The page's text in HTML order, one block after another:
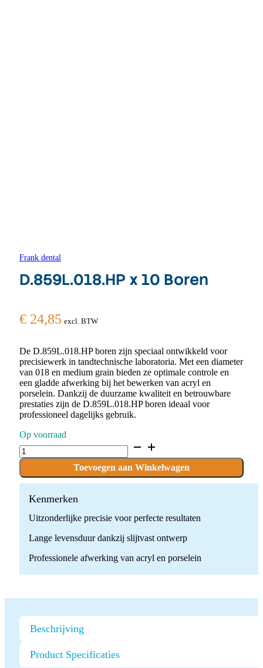
Frank dental
D.859L.018.HP x 10 Boren
€ 24,85 excl. BTW
De D.859L.018.HP boren zijn speciaal ontwikkeld voor
precisiewerk in tandtechnische laboratoria. Met een diameter
van 018 en medium grain bieden ze optimale controle en
een gladde afwerking bij het bewerken van acryl en
porselein. Dankzij de duurzame kwaliteit en betrouwbare
prestaties zijn de D.859L.018.HP boren ideaal voor
professioneel dagelijks gebruik.
Op voorraad
D.859L.018.HP
x
Boren
quantity
Toevoegen aan Winkelwagen
Kenmerken
Uitzonderlijke precisie voor perfecte resultaten
Lange levensduur dankzij slijtvast ontwerp
Professionele afwerking van acryl en porselein
Beschrijving
Product Specificaties